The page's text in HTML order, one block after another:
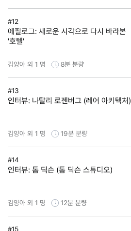
#12
에필로그: 새로운 시각으로 다시 바라본
'호텔'
김양아 외 1 명 8분 분량
#13
인터뷰: 나탈리 로젠버그 (레어 아키텍처)
김양아 외 1 명 19분 분량
#14
인터뷰: 톰 딕슨 (톰 딕슨 스튜디오)
김양아 외 1 명 12분 분량
#15